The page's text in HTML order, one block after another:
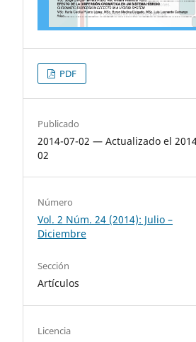
PDF
Publicado
2014-07-02 — Actualizado el
02
Número
Vol. 2 Núm. 24 (2014): Julio –
Diciembre
Sección
Artículos
Licencia